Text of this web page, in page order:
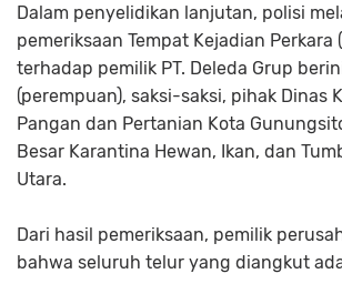
Dalam penyelidikan lanjutan, polisi
pemeriksaan Tempat Kejadian Perkara
terhadap pemilik PT. Deleda Grup
(perempuan), saksi-saksi, pihak Dinas
Pangan dan Pertanian Kota
Besar Karantina Hewan, Ikan, dan
Utara.
Dari hasil pemeriksaan, pemilik
bahwa seluruh telur yang diangkut